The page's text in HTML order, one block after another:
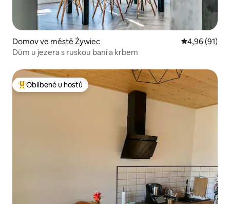
Domov ve městě Żywiec Průměrné
4,96 (91)
Dům u jezera s ruskou baní a krbem
Nejlepší v kategorii Oblíbené u hostů
Oblíbené u hostů